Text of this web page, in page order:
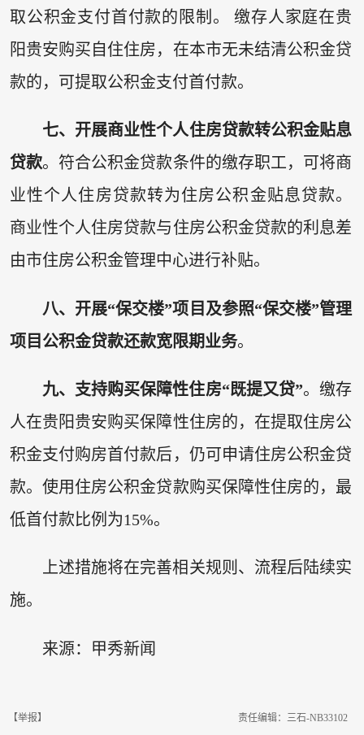
取公积金支付首付款的限制。 缴存人家庭在贵
阳贵安购买自住住房，在本市无未结清公积金贷
款的，可提取公积金支付首付款。
七、开展商业性个人住房贷款转公积金贴息
贷款。符合公积金贷款条件的缴存职工，可将商
业性个人住房贷款转为住房公积金贴息贷款。
商业性个人住房贷款与住房公积金贷款的利息差
由市住房公积金管理中心进行补贴。
八、开展“保交楼”项目及参照“保交楼”管理
项目公积金贷款还款宽限期业务。
九、支持购买保障性住房“既提又贷”。缴存
人在贵阳贵安购买保障性住房的，在提取住房公
积金支付购房首付款后，仍可申请住房公积金贷
款。使用住房公积金贷款购买保障性住房的，最
低首付款比例为15%。
上述措施将在完善相关规则、流程后陆续实
施。
来源：甲秀新闻
【举报】 责任编辑：三石-NB33102